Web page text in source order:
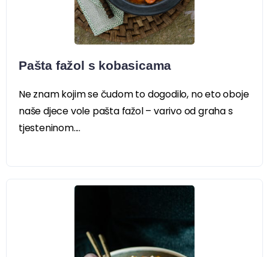
Pašta fažol s kobasicama
Ne znam kojim se čudom to dogodilo, no eto oboje
naše djece vole pašta fažol – varivo od graha s
tjesteninom....